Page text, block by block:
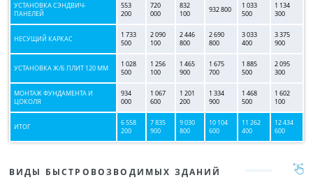
УСТАНОВКА СЭНДВИЧ-
ПАНЕЛЕЙ
553
200
720
000
832
100
932 800
1 033
500
1 134
300
НЕСУЩИЙ КАРКАС
1 733
500
2 090
100
2 446
800
2 690
800
3 033
400
3 375
900
УСТАНОВКА Ж/Б ПЛИТ 120 ММ
1 028
500
1 256
100
1 465
900
1 675
700
1 885
500
2 095
300
МОНТАЖ ФУНДАМЕНТА И
ЦОКОЛЯ
934
000
1 067
600
1 201
200
1 334
900
1 468
500
1 602
100
ИТОГ
6 558
200
7 835
900
9 030
800
10 104
600
11 262
400
12 434
600
ВИДЫ БЫСТРОВОЗВОДИМЫХ ЗДАНИЙ